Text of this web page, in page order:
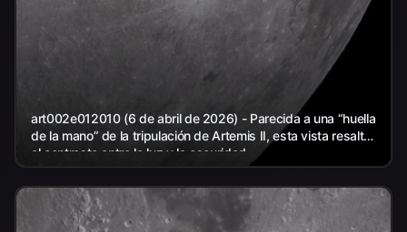
art002e012010 (6 de abril de 2026) - Parecida a una “huella
de la mano” de la tripulación de Artemis II, esta vista resalta
el contraste entre la luz y la oscuridad...